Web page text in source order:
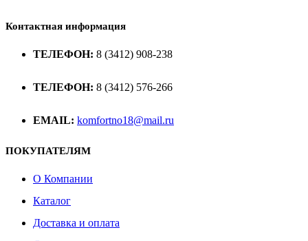
Контактная информация
ТЕЛЕФОН: 8 (3412) 908-238
ТЕЛЕФОН: 8 (3412) 576-266
EMAIL: komfortno18@mail.ru
ПОКУПАТЕЛЯМ
О Компании
Каталог
Доставка и оплата